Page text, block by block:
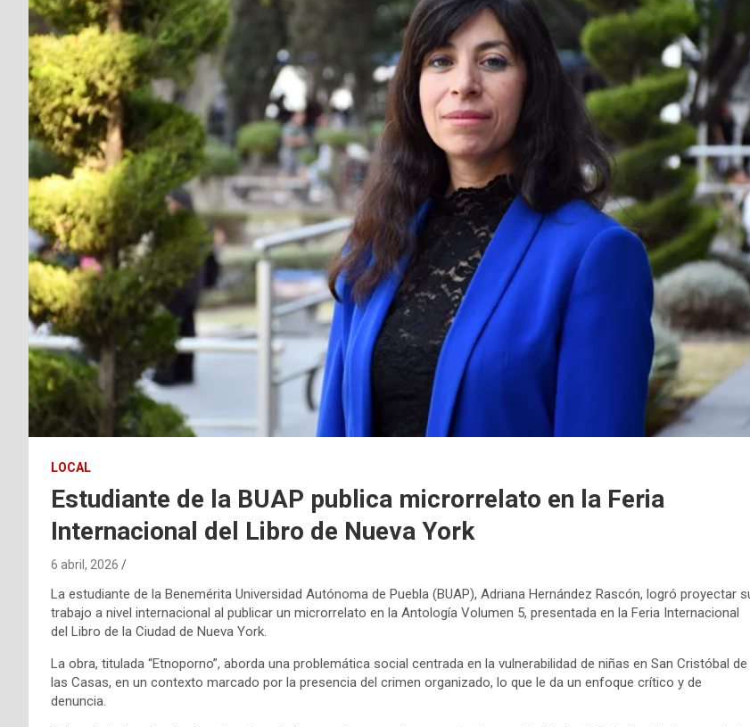
LOCAL
Estudiante de la BUAP publica microrrelato en la Feria
Internacional del Libro de Nueva York
6 abril, 2026
La estudiante de la Benemérita Universidad Autónoma de Puebla (BUAP), Adriana Hernández Rascón, logró proyectar
trabajo a nivel internacional al publicar un microrrelato en la Antología Volumen 5, presentada en la Feria Internacional
del Libro de la Ciudad de Nueva York.
La obra, titulada “Etnoporno”, aborda una problemática social centrada en la vulnerabilidad de niñas en San Cristóbal de
las Casas, en un contexto marcado por la presencia del crimen organizado, lo que le da un enfoque crítico y de
denuncia.